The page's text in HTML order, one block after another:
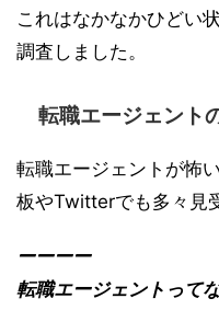
これはなかなかひどい
調査しました。
転職エージェント
転職エージェントが怖
板やTwitterでも多々見
ーーーー
転職エージェントって